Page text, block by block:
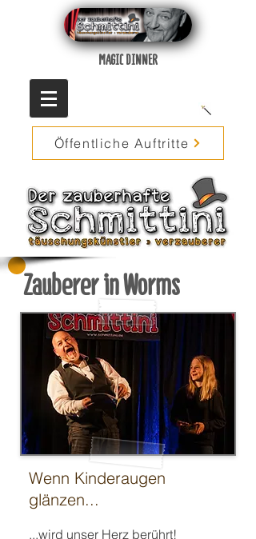
MAGIC DINNER
Öffentliche Auftritte
Zauberer in Worms
Wenn Kinderaugen
glänzen...
...wird unser Herz berührt!